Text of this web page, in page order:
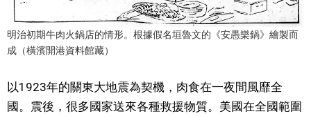
明治初期牛肉火鍋店的情形。根據假名垣魯文的《安愚樂鍋》繪製而
成（橫濱開港資料館藏）
以1923年的關東大地震為契機，肉食在一夜間風靡全
國。震後，很多國家送來各種救援物質。美國在全國範圍